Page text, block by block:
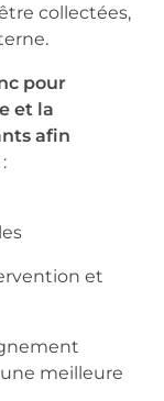
collectées,
pour
et la
afin
:
et
meilleure